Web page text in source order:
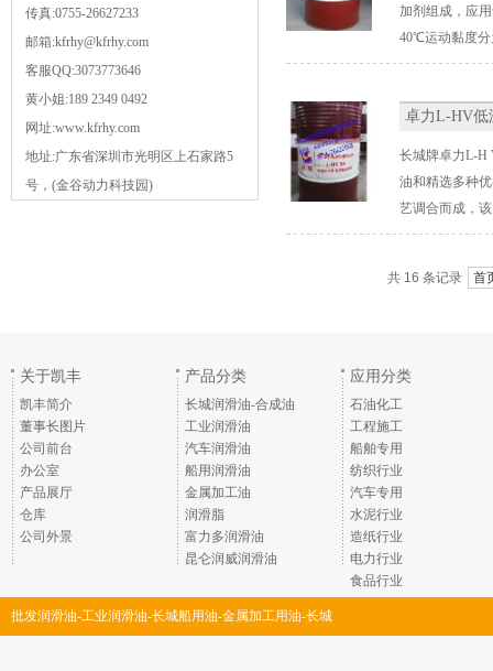
传真:0755-26627233
邮箱:kfrhy@kfrhy.com
客服QQ:3073773646
黄小姐:189 2349 0492
网址:www.kfrhy.com
地址:广东省深圳市光明区上石家路5
号，(金谷动力科技园)
加剂组成，应
40℃运动黏度分
卓力L-HV低
长城牌卓力L-H
油和精选多种
艺调合而成，
共 16 条记录 首
关于凯丰
凯丰简介
董事长图片
公司前台
办公室
产品展厅
仓库
公司外景
产品分类
长城润滑油-合成油
工业润滑油
汽车润滑油
船用润滑油
金属加工油
润滑脂
富力多润滑油
昆仑润威润滑油
应用分类
石油化工
工程施工
船舶专用
纺织行业
汽车专用
水泥行业
造纸行业
电力行业
食品行业
批发润滑油-工业润滑油-长城船用油-金属加工用油-长城